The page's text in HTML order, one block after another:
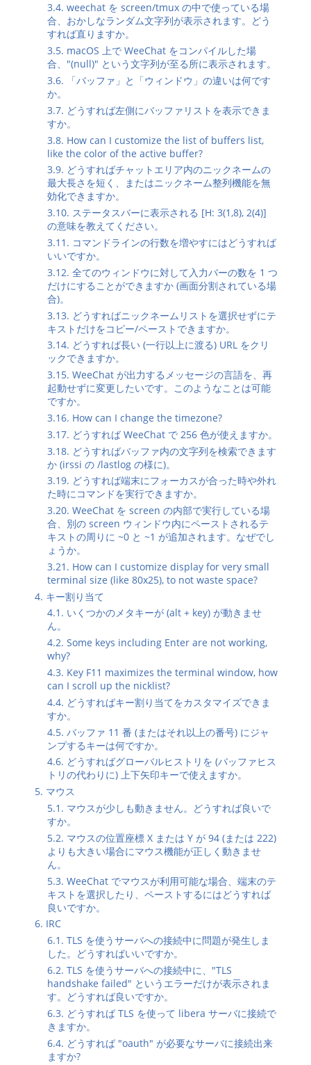
3.4. weechat を screen/tmux の中で使っている場
合、おかしなランダム文字列が表示されます。どう
すれば直りますか。
3.5. macOS 上で WeeChat をコンパイルした場
合、"(null)" という文字列が至る所に表示されます。
3.6. 「バッファ」と「ウィンドウ」の違いは何です
か。
3.7. どうすれば左側にバッファリストを表示できま
すか。
3.8. How can I customize the list of buffers list,
like the color of the active buffer?
3.9. どうすればチャットエリア内のニックネームの
最大長さを短く、またはニックネーム整列機能を無
効化できますか。
3.10. ステータスバーに表示される [H: 3(1,8), 2(4)]
の意味を教えてください。
3.11. コマンドラインの行数を増やすにはどうすれば
いいですか。
3.12. 全てのウィンドウに対して入力バーの数を 1 つ
だけにすることができますか (画面分割されている場
合)。
3.13. どうすればニックネームリストを選択せずにテ
キストだけをコピー/ペーストできますか。
3.14. どうすれば長い (一行以上に渡る) URL をクリ
ックできますか。
3.15. WeeChat が出力するメッセージの言語を、再
起動せずに変更したいです。このようなことは可能
ですか。
3.16. How can I change the timezone?
3.17. どうすれば WeeChat で 256 色が使えますか。
3.18. どうすればバッファ内の文字列を検索できます
か (irssi の /lastlog の様に)。
3.19. どうすれば端末にフォーカスが合った時や外れ
た時にコマンドを実行できますか。
3.20. WeeChat を screen の内部で実行している場
合、別の screen ウィンドウ内にペーストされるテ
キストの周りに ~0 と ~1 が追加されます。なぜでし
ょうか。
3.21. How can I customize display for very small
terminal size (like 80x25), to not waste space?
4. キー割り当て
4.1. いくつかのメタキーが (alt + key) が動きませ
ん。
4.2. Some keys including Enter are not working,
why?
4.3. Key F11 maximizes the terminal window, how
can I scroll up the nicklist?
4.4. どうすればキー割り当てをカスタマイズできま
すか。
4.5. バッファ 11 番 (またはそれ以上の番号) にジャ
ンプするキーは何ですか。
4.6. どうすればグローバルヒストリを (バッファヒス
トリの代わりに) 上下矢印キーで使えますか。
5. マウス
5.1. マウスが少しも動きません。どうすれば良いで
すか。
5.2. マウスの位置座標 X または Y が 94 (または 222)
よりも大きい場合にマウス機能が正しく動きませ
ん。
5.3. WeeChat でマウスが利用可能な場合、端末のテ
キストを選択したり、ペーストするにはどうすれば
良いですか。
6. IRC
6.1. TLS を使うサーバへの接続中に問題が発生しま
した。どうすればいいですか。
6.2. TLS を使うサーバへの接続中に、"TLS
handshake failed" というエラーだけが表示されま
す。どうすれば良いですか。
6.3. どうすれば TLS を使って libera サーバに接続で
きますか。
6.4. どうすれば "oauth" が必要なサーバに接続出来
ますか?